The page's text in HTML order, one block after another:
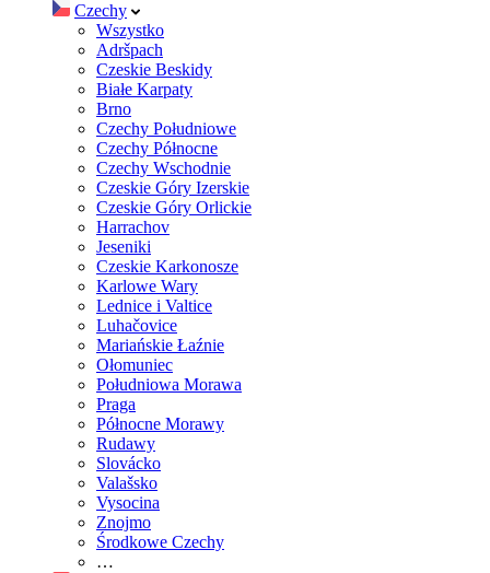
Czechy
Wszystko
Adršpach
Czeskie Beskidy
Białe Karpaty
Brno
Czechy Południowe
Czechy Północne
Czechy Wschodnie
Czeskie Góry Izerskie
Czeskie Góry Orlickie
Harrachov
Jeseniki
Czeskie Karkonosze
Karlowe Wary
Lednice i Valtice
Luhačovice
Mariańskie Łaźnie
Ołomuniec
Południowa Morawa
Praga
Północne Morawy
Rudawy
Slovácko
Valašsko
Vysocina
Znojmo
Środkowe Czechy
…